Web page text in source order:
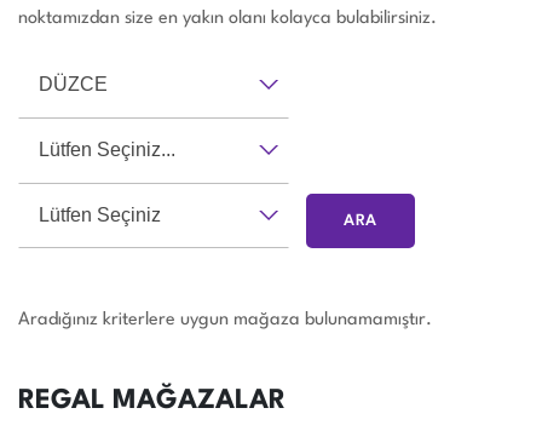
noktamızdan size en yakın olanı kolayca bulabilirsiniz.
DÜZCE
Lütfen Seçiniz...
Lütfen Seçiniz
Aradığınız kriterlere uygun mağaza bulunamamıştır.
REGAL MAĞAZALAR